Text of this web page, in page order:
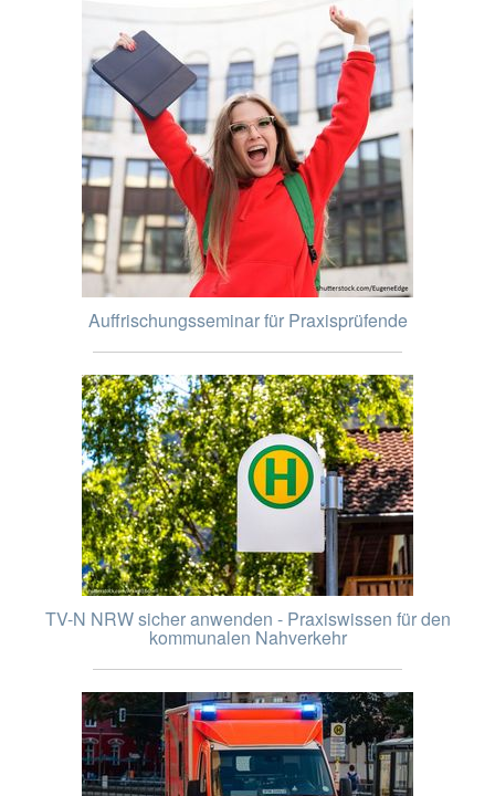
Auffrischungsseminar für Praxisprüfende
TV-N NRW sicher anwenden - Praxiswissen für den
kommunalen Nahverkehr